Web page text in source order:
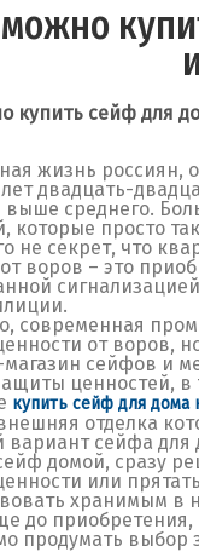
можно
купить сейф для
жизнь россиян,
двадцать-
выше среднего.
которые просто
не секрет, что
воров – это
современная
от воров,
сейфов и
ценностей, в
купить сейф для дома
отделка
вариант сейфа
домой, сразу
или
хранимым в
до приобретения,
продумать выбор